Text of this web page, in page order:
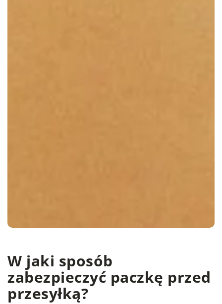
W jaki sposób
zabezpieczyć paczkę przed
przesyłką?